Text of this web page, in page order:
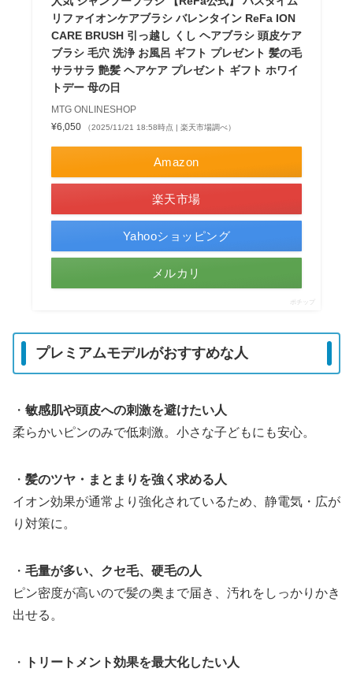
リファイオンケアブラシ バレンタイン ReFa ION
CARE BRUSH 引っ越し くし ヘアブラシ 頭皮ケア
ブラシ 毛穴 洗浄 お風呂 ギフト プレゼント 髪の毛
サラサラ 艶髪 ヘアケア プレゼント ギフト ホワイ
トデー 母の日
MTG ONLINESHOP
¥6,050
（2025/11/21 18:58時点 | 楽天市場調べ）
Amazon
楽天市場
Yahooショッピング
メルカリ
ポチップ
プレミアムモデルがおすすめな人
・ 敏感肌や頭皮への刺激を避けたい人
柔らかいピンのみで低刺激。小さな子どもにも安心。
・ 髪のツヤ・まとまりを強く求める人
イオン効果が通常より強化されているため、静電気・広が
り対策に。
・ 毛量が多い、クセ毛、硬毛の人
ピン密度が高いので髪の奥まで届き、汚れをしっかりかき
出せる。
・
トリートメント効果を最大化したい人